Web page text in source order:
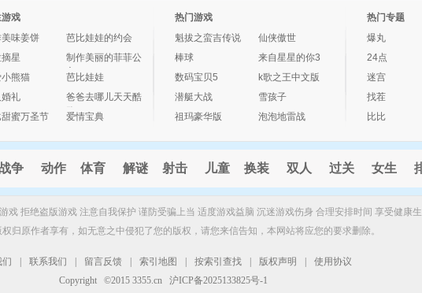
戏
味姜饼
芭比娃娃的约会
星
制作美丽的菲菲公
主
熊猫
芭比娃娃
礼
爸爸去哪儿天天酷
跑
蜜万圣节 爱情宝典
热门游戏
魁拔之蛮吉传说
仙侠傲世
棒球
来自星星的你3
数码宝贝5
k歌之王中文版
潜艇大战
雪孩子
祖玛豪华版
泡泡地雷战
热门专题
爆丸
24点
迷宫
找茬
比比
争 动作 体育 解谜 射击 儿童 换装 双人 过关 女生
戏 拒绝盗版游戏 注意自我保护 谨防受骗上当 适度游戏益脑 沉迷游戏伤身 合理安排时间 享受健康
归原作者享有，如无意之中侵犯了您的版权，请您来信告知，本网站将应您的要求删除。
们 联系我们 留言反馈 索引地图 按索引查找 版权声明
使用协议
Copyright ©2015 3355.cn 沪ICP备2025133825号-1